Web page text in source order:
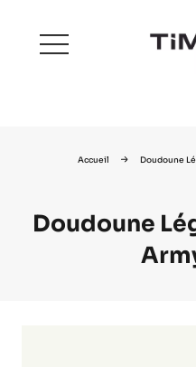
menu
Accueil Doudoune
Doudoune